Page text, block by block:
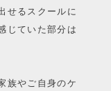
せるスクールに
じていた部分は
族やご自身のケ